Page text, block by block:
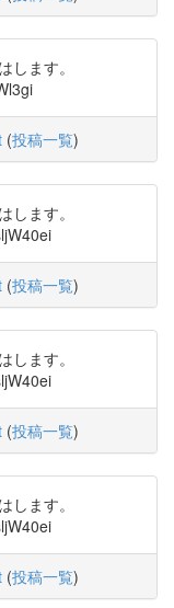
します。
(投稿一覧)
します。
(投稿一覧)
します。
(投稿一覧)
します。
(投稿一覧)